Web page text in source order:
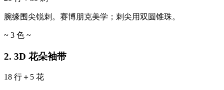
腕缘围尖锐刺。赛博朋克美学；刺尖用双圆锥珠。
~ 3 色 ~
2. 3D 花朵袖带
18 行＋5 花